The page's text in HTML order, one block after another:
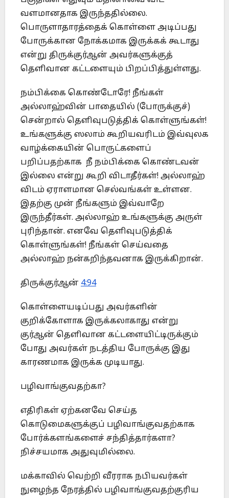
வளமானதாக இருந்ததில்லை.
பொருளாதாரத்தைக் கொள்ளை அடிப்பது
போருக்கான நோக்கமாக இருக்கக் கூடாது
என்று திருக்குர்ஆன் அவர்களுக்குத்
தெளிவான கட்டளையும் பிறப்பித்துள்ளது.
நம்பிக்கை கொண்டோரே! நீங்கள்
அல்லாஹ்வின் பாதையில் (போருக்குச்)
சென்றால் தெளிவுபடுத்திக் கொள்ளுங்கள்!
உங்களுக்கு ஸலாம் கூறியவரிடம் இவ்வுலக
வாழ்க்கையின் பொருட்களைப்
பறிப்பதற்காக நீ நம்பிக்கை கொண்டவன்
இல்லை என்று கூறி விடாதீர்கள்! அல்லாஹ்
விடம் ஏராளமான செல்வங்கள் உள்ளன.
இதற்கு முன் நீங்களும் இவ்வாறே
இருந்தீர்கள். அல்லாஹ் உங்களுக்கு அருள்
புரிந்தான். எனவே தெளிவுபடுத்திக்
கொள்ளுங்கள்! நீங்கள் செய்வதை
அல்லாஹ் நன்கறிந்தவனாக இருக்கிறான்.
திருக்குர்ஆன் 4:94
கொள்ளையடிப்பது அவர்களின்
குறிக்கோளாக இருக்கலாகாது என்று
குர்ஆன் தெளிவான கட்டளையிட்டிருக்கும்
போது அவர்கள் நடத்திய போருக்கு இது
காரணமாக இருக்க முடியாது.
பழிவாங்குவதற்கா?
எதிரிகள் ஏற்கனவே செய்த
கொடுமைகளுக்குப் பழிவாங்குவதற்காக
போர்க்களங்களைச் சந்தித்தார்களா?
நிச்சயமாக அதுவுமில்லை.
மக்காவில் வெற்றி வீரராக நபியவர்கள்
நுழைந்த நேரத்தில் பழிவாங்குவதற்குரிய